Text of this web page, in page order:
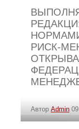
РИСК-
Автор Admin